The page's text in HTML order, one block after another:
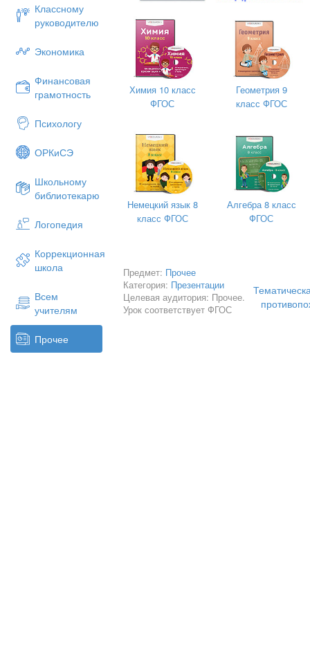
Классному
руководителю
Экономика
Финансовая
грамотность
Психологу
ОРКиСЭ
Школьному
библиотекарю
Логопедия
Коррекционная
школа
Всем
учителям
Прочее
Наши древние предки знали
огня. Они считали его живым
его в своих пещерах.
Химия 10 класс
ФГОС
Геометрия 9
класс ФГОС
Немецкий язык 8
класс ФГОС
Алгебра 8 класс
ФГОС
Предмет: Прочее
Категория: Презентации
Целевая аудитория: Прочее.
Урок соответствует ФГОС